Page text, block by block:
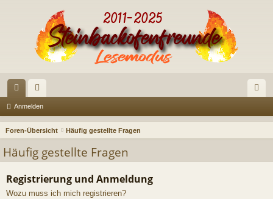
or
en
itg
lie
r
m
de
Anmelden
Foren-Übersicht Häufig gestellte Fragen
Häufig gestellte Fragen
Registrierung und Anmeldung
Wozu muss ich mich registrieren?